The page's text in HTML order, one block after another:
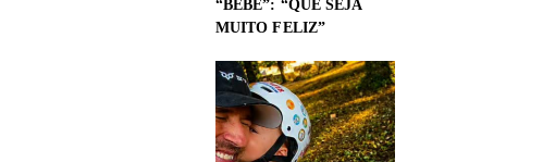
“BEBÉ”: “QUE SEJA
MUITO FELIZ”